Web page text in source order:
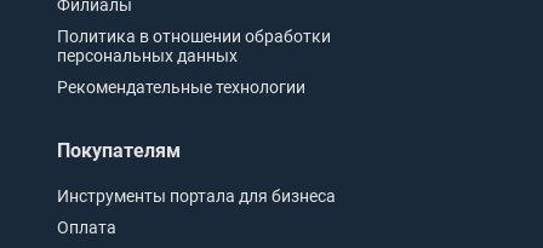
Филиалы
Политика в отношении обработки
персональных данных
Рекомендательные технологии
Покупателям
Инструменты портала для бизнеса
Оплата